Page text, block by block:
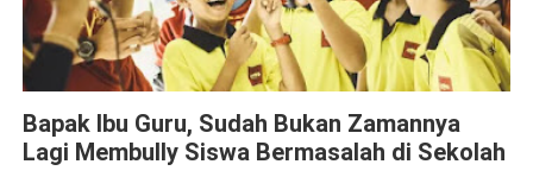
Bapak Ibu Guru, Sudah Bukan Zamannya
Lagi Membully Siswa Bermasalah di Sekolah